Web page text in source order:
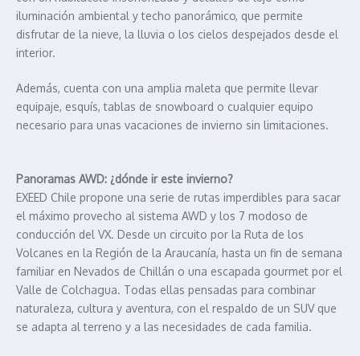
iluminación ambiental y techo panorámico, que permite
disfrutar de la nieve, la lluvia o los cielos despejados desde el
interior.
Además, cuenta con una amplia maleta que permite llevar
equipaje, esquís, tablas de snowboard o cualquier equipo
necesario para unas vacaciones de invierno sin limitaciones.
Panoramas AWD: ¿dónde ir este invierno?
EXEED Chile propone una serie de rutas imperdibles para sacar
el máximo provecho al sistema AWD y los 7 modoso de
conducción del VX. Desde un circuito por la Ruta de los
Volcanes en la Región de la Araucanía, hasta un fin de semana
familiar en Nevados de Chillán o una escapada gourmet por el
Valle de Colchagua. Todas ellas pensadas para combinar
naturaleza, cultura y aventura, con el respaldo de un SUV que
se adapta al terreno y a las necesidades de cada familia.